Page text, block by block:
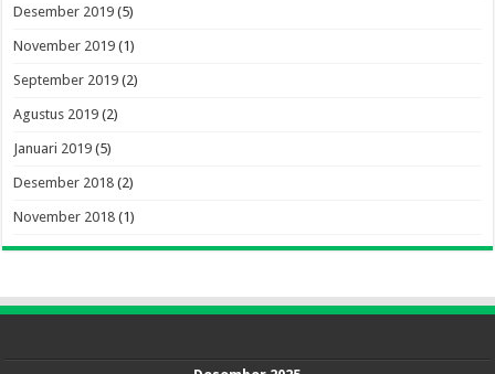
Desember 2019 (5)
November 2019 (1)
September 2019 (2)
Agustus 2019 (2)
Januari 2019 (5)
Desember 2018 (2)
November 2018 (1)